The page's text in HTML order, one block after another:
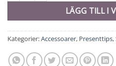
LÄGG TILL I
Kategorier:Accessoarer, Presenttips,